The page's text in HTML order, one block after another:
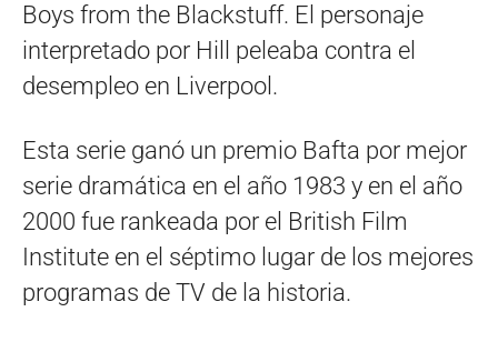
Boys from the Blackstuff. El personaje
interpretado por Hill peleaba contra el
desempleo en Liverpool.
Esta serie ganó un premio Bafta por mejor
serie dramática en el año 1983 y en el año
2000 fue rankeada por el British Film
Institute en el séptimo lugar de los mejores
programas de TV de la historia.